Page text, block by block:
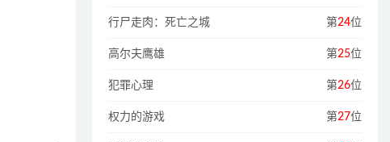
行尸走肉：死亡之城 第24位
高尔夫鹰雄 第25位
犯罪心理 第26位
权力的游戏 第27位